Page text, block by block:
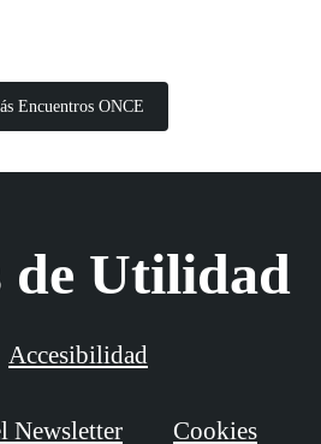
Encuentros ONCE
de Utilidad
Accesibilidad
Newsletter Cookies